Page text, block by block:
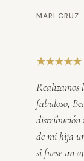
MARI CRUZ
★★★★★
Realizamos
fabuloso,
distribución
de mi hija
si fuese un